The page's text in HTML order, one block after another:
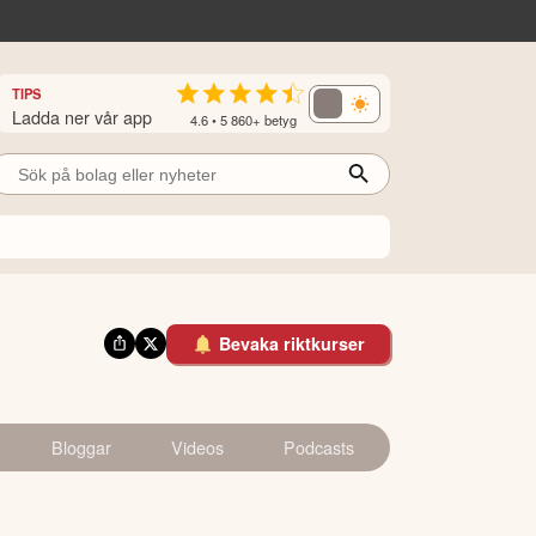
TIPS
Ladda ner vår app 4.6 • 5 860+ betyg
Bevaka riktkurser
Bloggar Videos Podcasts